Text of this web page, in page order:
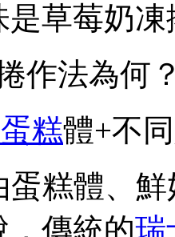
是草莓奶凍
法為何
糕體+不
體、鮮
，傳統的瑞